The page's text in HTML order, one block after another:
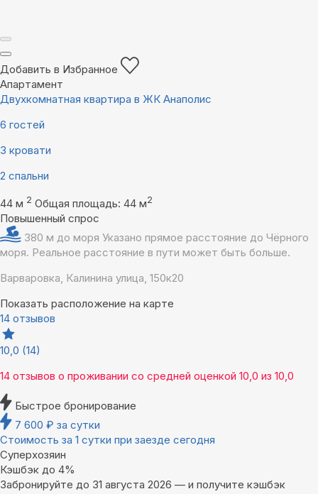
Добавить в Избранное
Апартамент
Двухкомнатная квартира в ЖК Анаполис
6 гостей
3 кровати
2 спальни
44 м 2 Общая площадь: 44 м2
Повышенный спрос
380 м до моря Указано прямое расстояние до Чёрного
моря. Реальное расстояние в пути может быть больше.
Варваровка, Калинина улица, 150к20
Показать расположение на карте
14 отзывов
10,0 (14)
14 отзывов о проживании со средней оценкой 10,0 из 10,0
Быстрое бронирование
7 600 ₽ за сутки
Стоимость за 1 сутки при заезде сегодня
Суперхозяин
Кэшбэк до 4%
Забронируйте до 31 августа 2026 — и получите кэшбэк